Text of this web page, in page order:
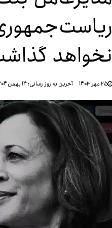
نخواهد
۲۵ مهر ۱۴۰۳ آخرین به روز رسانی:۱۴ بهمن ۱۴۰۴